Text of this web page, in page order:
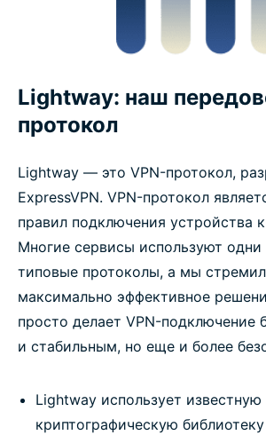
Lightway: наш
протокол
Lightway — это VPN-протокол,
ExpressVPN. VPN-протокол
правил подключения устройства
Многие сервисы используют
типовые протоколы, а мы
максимально эффективное
просто делает VPN-подключение
и стабильным, но еще и более
Lightway использует известную
криптографическую